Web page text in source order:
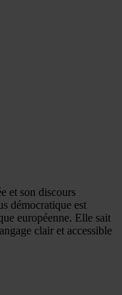
et son discours
démocratique est
européenne. Elle sait
clair et accessible